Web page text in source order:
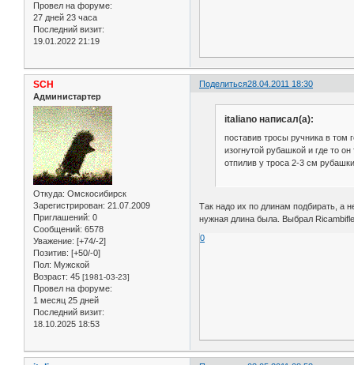
Провел на форуме:
27 дней 23 часа
Последний визит:
19.01.2022 21:19
Поделиться28.04.2011 18:30
SCH
Администартер
Откуда: Омскосибирск
Зарегистрирован: 21.07.2009
Приглашений: 0
Сообщений: 6578
Уважение: [+74/-2]
Позитив: [+50/-0]
Пол: Мужской
Возраст: 45 [1981-03-23]
Провел на форуме:
1 месяц 25 дней
Последний визит:
18.10.2025 18:53
italiano написал(а):
поставив тросы ручника в том
изогнутой рубашкой и где то
отпилив у троса 2-3 см
Так надо их по длинам подбирать, а
нужная длина была. Выбрал
0